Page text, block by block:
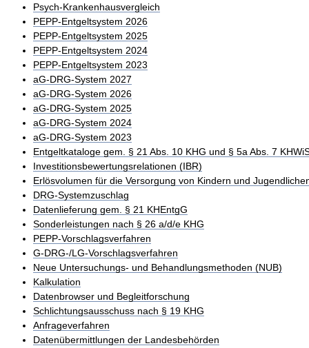
Psych-Krankenhausvergleich
PEPP-Entgeltsystem 2026
PEPP-Entgeltsystem 2025
PEPP-Entgeltsystem 2024
PEPP-Entgeltsystem 2023
aG-DRG-System 2027
aG-DRG-System 2026
aG-DRG-System 2025
aG-DRG-System 2024
aG-DRG-System 2023
Entgeltkataloge gem. § 21 Abs. 10 KHG und § 5a Abs. 7
Investitionsbewertungsrelationen (IBR)
Erlösvolumen für die Versorgung von Kindern und
DRG-Systemzuschlag
Datenlieferung gem. § 21 KHEntgG
Sonderleistungen nach § 26 a/d/e KHG
PEPP-Vorschlagsverfahren
G-DRG-/LG-Vorschlagsverfahren
Neue Untersuchungs- und Behandlungsmethoden (NUB)
Kalkulation
Datenbrowser und Begleitforschung
Schlichtungsausschuss nach § 19 KHG
Anfrageverfahren
Datenübermittlungen der Landesbehörden